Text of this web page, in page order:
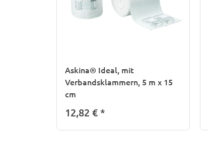
Askina® Ideal, mit
Verbandsklammern, 5 m x 15
cm
12,82 €*